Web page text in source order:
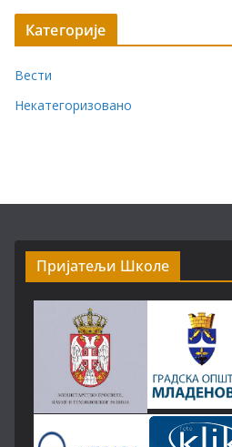
Категорије
Вести
Некатегоризовано
Пријатељи Школе